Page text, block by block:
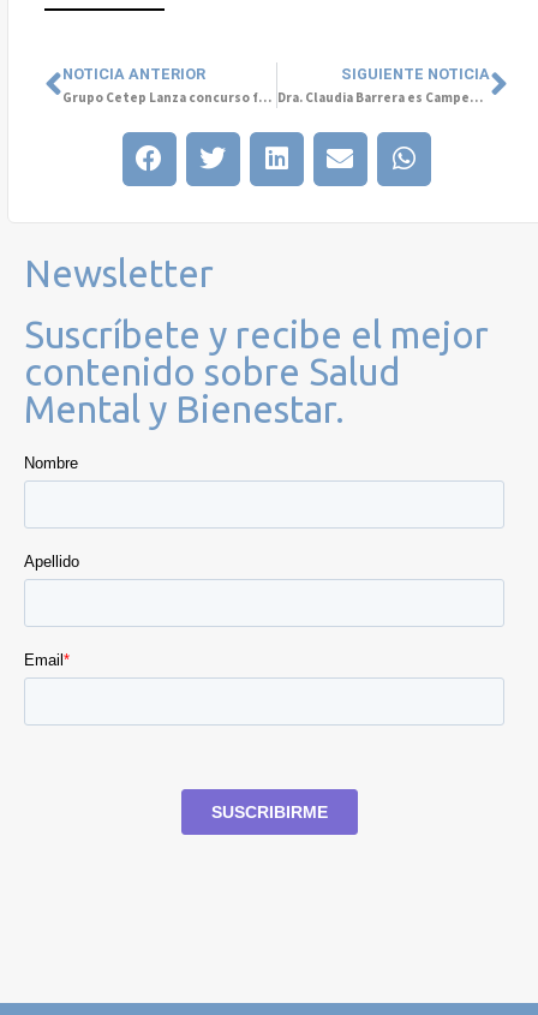
NOTICIA ANTERIOR
Grupo Cetep Lanza concurso fotográfico para promover la Salud Mental con enfoque de género
SIGUIENTE NOTICIA
Dra. Claudia Barrera es Campeona en Salud Digital
Newsletter
Suscríbete y recibe el mejor
contenido sobre Salud
Mental y Bienestar.